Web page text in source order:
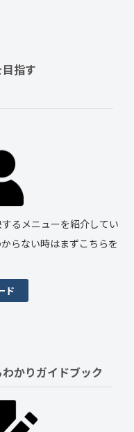
目指す
るメニューを紹介してい
らない時はまずこちらを
ド
わかりガイドブック